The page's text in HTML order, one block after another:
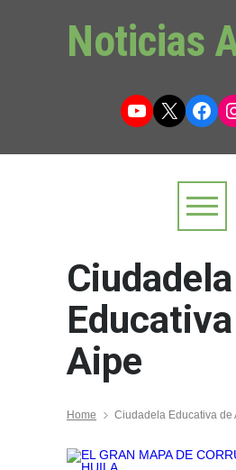
Noticias
YouTube
X
Ciudadela
Aipe
Home Ciudadela Educativa de